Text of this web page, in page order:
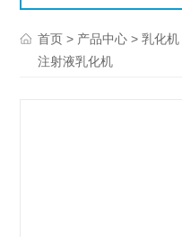
首页 > 产品中心 >乳化机
注射液乳化机